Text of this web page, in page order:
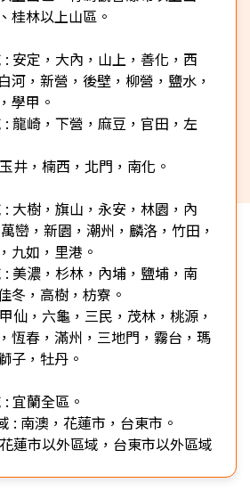
桂林以上山區。
安定，大內，山上，善化，西
河，新營，後壁，柳營，鹽水，
學甲。
龍崎，下營，麻豆，官田，左
井，楠西，北門，南化。
大樹，旗山，永安，林園，內
巒，新園，潮州，麟洛，竹田，
九如，里港。
美濃，杉林，內埔，鹽埔，南
冬，高樹，枋寮。
仙，六龜，三民，茂林，桃源，
恆春，滿州，三地門，霧台，瑪
子，牡丹。
宜蘭全區。
: 南澳，花蓮市，台東市。
蓮市以外區域，台東市以外區域